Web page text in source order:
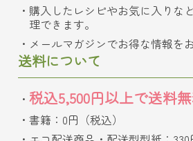
購入したレシピやお気に入りな
理できます。
メールマガジンでお得な情報を
送料について
税込5,500円以上で送料
書籍：0円（税込）